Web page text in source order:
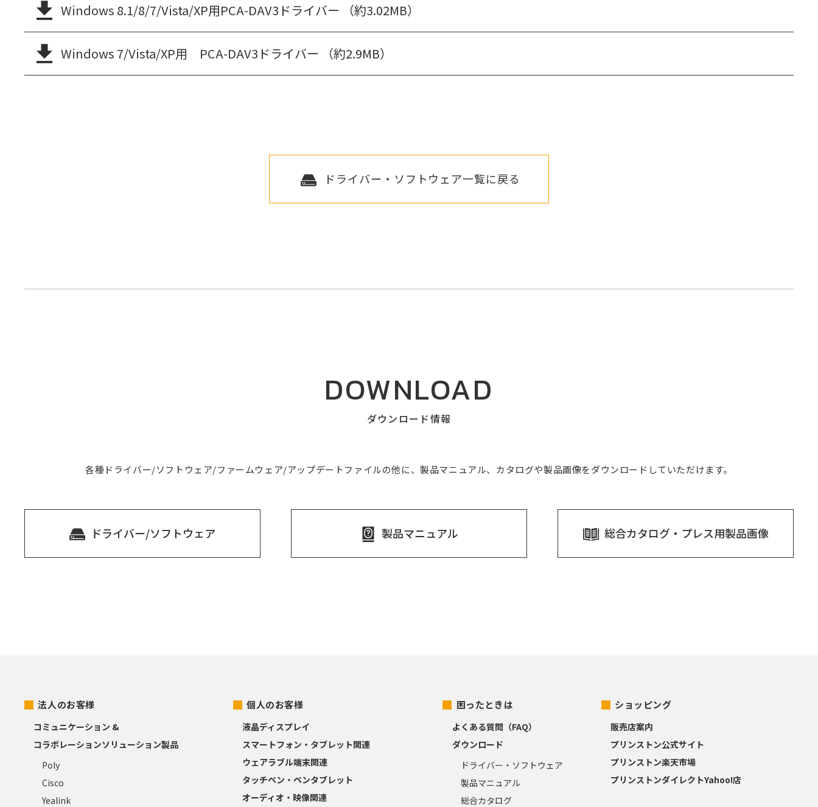
Windows 8.1/8/7/Vista/XP用PCA-DAV3ドライバー （約3.02MB）
Windows 7/Vista/XP用 PCA-DAV3ドライバー （約2.9MB）
ドライバー・ソフトウェア一覧に戻る
DOWNLOAD
ダウンロード情報
各種ドライバー/ソフトウェア/ファームウェア/アップデートファイルの他に、製品マニュアル、カタログや製品画像をダウンロードしていただけます。
ドライバー/ソフトウェア 製品マニュアル 総合カタログ・プレス用製品画像
法人のお客様
コミュニケーション &
コラボレーションソリューション製品
Poly
Cisco
Yealink
個人のお客様
液晶ディスプレイ
スマートフォン・タブレット関連
ウェアラブル端末関連
タッチペン・ペンタブレット
オーディオ・映像関連
困ったときは
よくある質問（FAQ）
ダウンロード
ドライバー・ソフトウェア
製品マニュアル
総合カタログ
ショッピング
販売店案内
プリンストン公式サイト
プリンストン楽天市場
プリンストンダイレクトYahoo!店